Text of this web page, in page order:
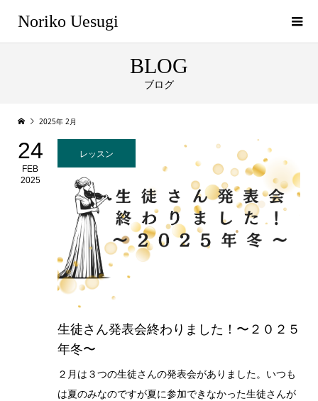
Noriko Uesugi
BLOG
ブログ
2025年 2月
24
FEB
2025
レッスン
生徒さん発表会終わりました！〜２０２５
年冬〜
２月は３つの生徒さんの発表会がありました。いつも
は夏のみなのですが夏に参加できなかった生徒さんが